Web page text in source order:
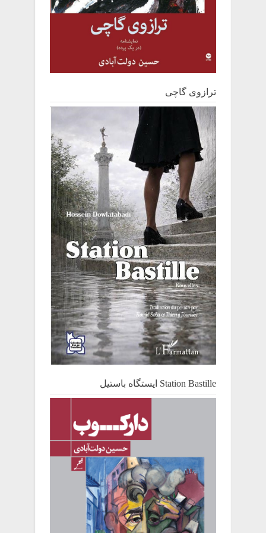
ترازوی گاچی
Station Bastille ایستگاه باستیل